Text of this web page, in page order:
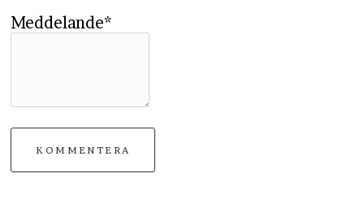
Meddelande*
KOMMENTERA